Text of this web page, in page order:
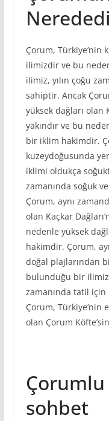
Çorum, Türkiye’nin
ilimizdir ve bu
ilimiz, yılın çoğu
sahiptir. Ancak
yüksek dağları olan
yakındır ve bu
bir iklim hakimdir.
kuzeydoğusunda
iklimi oldukça
zamanında soğuk
Çorum, aynı
olan Kaçkar
nedenle yüksek
hakimdir. Çorum,
doğal plajlarından
bulunduğu bir
zamanında tatil
Çorum,
olan Çorum
sohbet